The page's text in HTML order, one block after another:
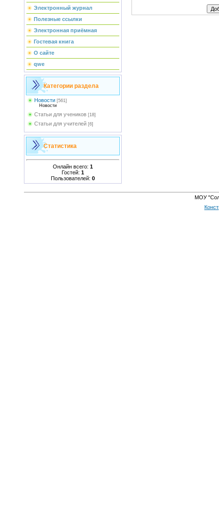
Электронный журнал
Полезные ссылки
Электронная приёмная
Гостевая книга
О сайте
qwe
Категории раздела
Новости [561]
Новости
Статьи для учеников [18]
Статьи для учителей [6]
Статистика
Онлайн всего: 1
Гостей: 1
Пользователей: 0
МОУ